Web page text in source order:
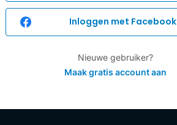
Inloggen met Facebook
Nieuwe gebruiker?
Maak gratis account aan